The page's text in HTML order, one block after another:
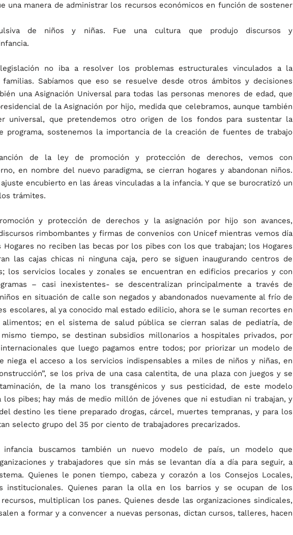
una manera de administrar los recursos económicos en función de sostener
de niños y niñas. Fue una cultura que produjo discursos y
no iba a resolver los problemas estructurales vinculados a la
Sabíamos que eso se resuelve desde otros ámbitos y decisiones
una Asignación Universal para todas las personas menores de edad, que
de la Asignación por hijo, medida que celebramos, aunque también
universal, que pretendemos otro origen de los fondos para sustentar la
programa, sostenemos la importancia de la creación de fuentes de trabajo
de la ley de promoción y protección de derechos, vemos con
en nombre del nuevo paradigma, se cierran hogares y abandonan niños.
encubierto en las áreas vinculadas a la infancia. Y que se burocratizó un
trámites.
y protección de derechos y la asignación por hijo son avances,
rimbombantes y firmas de convenios con Unicef mientras vemos día
no reciben las becas por los pibes con los que trabajan; los Hogares
las cajas chicas ni ninguna caja, pero se siguen inaugurando centros de
los servicios locales y zonales se encuentran en edificios precarios y con
– casi inexistentes- se descentralizan principalmente a través de
en situación de calle son negados y abandonados nuevamente al frío de
escolares, al ya conocido mal estado edilicio, ahora se le suman recortes en
en el sistema de salud pública se cierran salas de pediatría, de
tiempo, se destinan subsidios millonarios a hospitales privados, por
que luego pagamos entre todos; por priorizar un modelo de
niega el acceso a los servicios indispensables a miles de niños y niñas, en
se los priva de una casa calentita, de una plaza con juegos y se
de la mano los transgénicos y sus pesticidad, de este modelo
pibes; hay más de medio millón de jóvenes que ni estudian ni trabajan, y
destino les tiene preparado drogas, cárcel, muertes tempranas, y para los
selecto grupo del 35 por ciento de trabajadores precarizados.
infancia buscamos también un nuevo modelo de país, un modelo que
y trabajadores que sin más se levantan día a día para seguir, a
Quienes le ponen tiempo, cabeza y corazón a los Consejos Locales,
institucionales. Quienes paran la olla en los barrios y se ocupan de los
multiplican los panes. Quienes desde las organizaciones sindicales,
a formar y a convencer a nuevas personas, dictan cursos, talleres, hacen